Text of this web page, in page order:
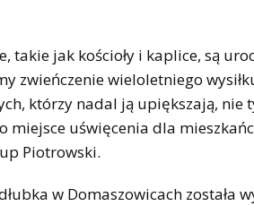
takie jak kościoły i kaplice, są
zwieńczenie wieloletniego
którzy nadal ją upiększają, nie
miejsce uświęcenia dla
Piotrowski.
w Domaszowicach